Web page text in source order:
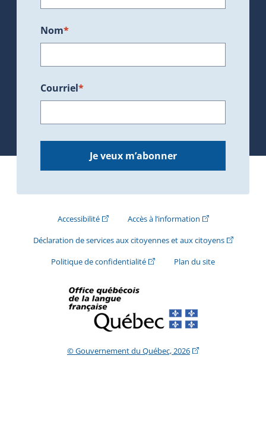
Nom*
Courriel*
Je veux m’abonner
Accessibilité(Cet hyperlien externe s'ouvrira dans une
Accès à l’information(Cet hyperlien
Déclaration de services aux citoyennes et aux citoyens(Cet
Politique de confidentialité(Cet hyperlien externe s'ouvrira
Plan du site
© Gouvernement du Québec, 2026(Cet hyperlien